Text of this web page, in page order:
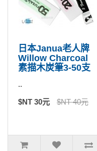
日本Janua老人牌
Willow Charcoal
素描木炭筆3-50支
..
$NT 30元 $NT 40元